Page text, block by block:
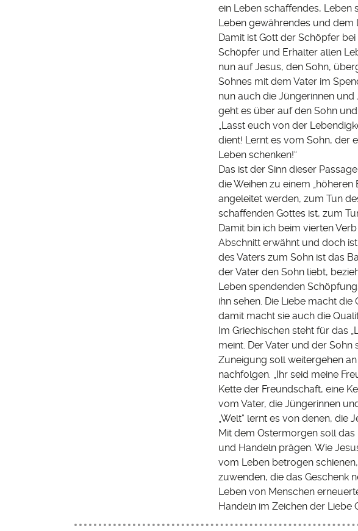
ein Leben schaffendes, Leben
Leben gewährendes und dem
Damit ist Gott der Schöpfer
Schöpfer und Erhalter allen
nun auf Jesus, den Sohn,
Sohnes mit dem Vater im
nun auch die Jüngerinnen
geht es über auf den Sohn
„Lasst euch von der
dient! Lernt es vom Sohn, der
Leben schenken!“
Das ist der Sinn dieser
die Weihen zu einem
angeleitet werden, zum Tun
schaffenden Gottes ist, zum
Damit bin ich beim vierten
Abschnitt erwähnt und doch ist
des Vaters zum Sohn ist das
der Vater den Sohn liebt,
Leben spendenden
ihn sehen. Die Liebe macht
damit macht sie auch die
Im Griechischen steht für das
meint. Der Vater und der
Zuneigung soll weitergehen
nachfolgen. „Ihr seid meine
Kette der Freundschaft, eine
vom Vater, die Jüngerinnen
„Welt“ lernt es von denen, die
Mit dem Ostermorgen soll
und Handeln prägen. Wie
vom Leben betrogen
zuwenden, die das Geschenk
Leben von Menschen
Handeln im Zeichen der Liebe